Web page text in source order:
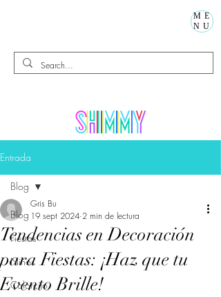
ME
NU
Entrada
Blog
Fiestas
Niños
Calorcito
Blog
Tendencias en Decoración
para Fiestas: ¡Haz que tu
Evento Brille!
Gris Bu
19 sept 2024 2 min de lectura